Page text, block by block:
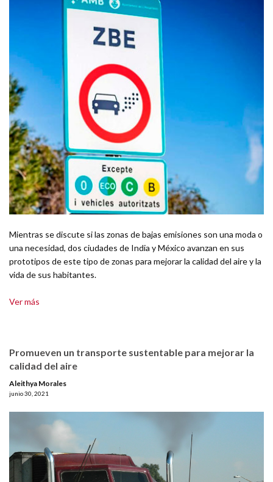
Mientras se discute si las zonas de bajas emisiones son una moda o
una necesidad, dos ciudades de India y México avanzan en sus
prototipos de este tipo de zonas para mejorar la calidad del aire y la
vida de sus habitantes.
Ver más
Promueven un transporte sustentable para mejorar la
calidad del aire
Aleithya Morales
junio 30, 2021